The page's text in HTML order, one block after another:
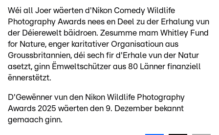
Wéi all Joer wäerten d'Nikon Comedy Wildlife
Photography Awards nees en Deel zu der Erhalung vun
der Déierewelt bäidroen. Zesumme mam Whitley Fund
for Nature, enger karitativer Organisatioun aus
Groussbritannien, déi sech fir d'Erhale vun der Natur
asetzt, ginn Ëmweltschützer aus 80 Länner finanziell
ënnerstëtzt.
D'Gewënner vun den Nikon Wildlife Photography
Awards 2025 wäerten den 9. Dezember bekannt
gemaach ginn.